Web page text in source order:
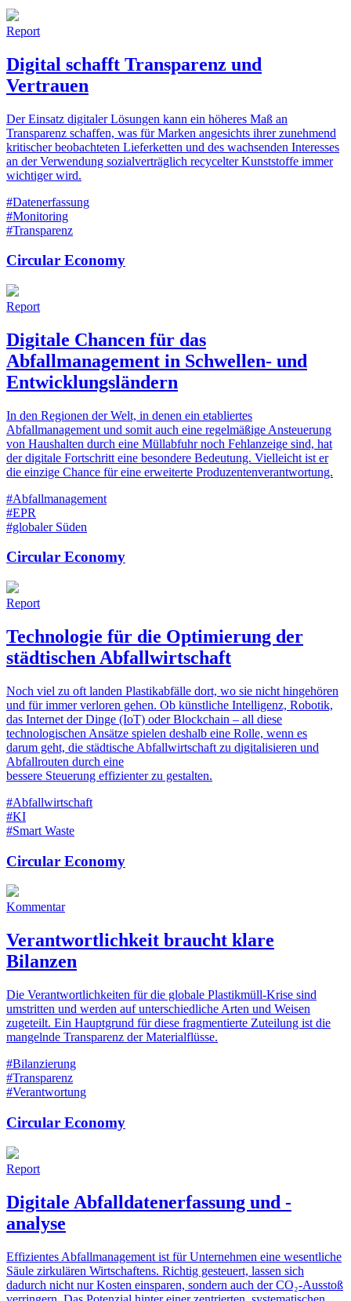
Report
Digital schafft Transparenz und
Vertrauen
Der Einsatz digitaler Lösungen kann ein höheres Maß an
Transparenz schaffen, was für Marken angesichts ihrer zunehmend
kritischer beobachteten Lieferketten und des wachsenden Interesses
an der Verwendung sozialverträglich recycelter Kunststoffe immer
wichtiger wird.
#Datenerfassung
#Monitoring
#Transparenz
Circular Economy
Report
Digitale Chancen für das
Abfallmanagement in Schwellen- und
Entwicklungsländern
In den Regionen der Welt, in denen ein etabliertes
Abfallmanagement und somit auch eine regelmäßige Ansteuerung
von Haushalten durch eine Müllabfuhr noch Fehlanzeige sind, hat
der digitale Fortschritt eine besondere Bedeutung. Vielleicht ist er
die einzige Chance für eine erweiterte Produzentenverantwortung.
#Abfallmanagement
#EPR
#globaler Süden
Circular Economy
Report
Technologie für die Optimierung der
städtischen Abfallwirtschaft
Noch viel zu oft landen Plastikabfälle dort, wo sie nicht hingehören
und für immer verloren gehen. Ob künstliche Intelligenz, Robotik,
das Internet der Dinge (IoT) oder Blockchain – all diese
technologischen Ansätze spielen deshalb eine Rolle, wenn es
darum geht, die städtische Abfallwirtschaft zu digitalisieren und
Abfallrouten durch eine
bessere Steuerung effizienter zu gestalten.
#Abfallwirtschaft
#KI
#Smart Waste
Circular Economy
Kommentar
Verantwortlichkeit braucht klare
Bilanzen
Die Verantwortlichkeiten für die globale Plastikmüll-Krise sind
umstritten und werden auf unterschiedliche Arten und Weisen
zugeteilt. Ein Hauptgrund für diese fragmentierte Zuteilung ist die
mangelnde Transparenz der Materialflüsse.
#Bilanzierung
#Transparenz
#Verantwortung
Circular Economy
Report
Digitale Abfalldatenerfassung und -
analyse
Effizientes Abfallmanagement ist für Unternehmen eine wesentliche
Säule zirkulären Wirtschaftens. Richtig gesteuert, lassen sich
dadurch nicht nur Kosten einsparen, sondern auch der CO₂-Ausstoß